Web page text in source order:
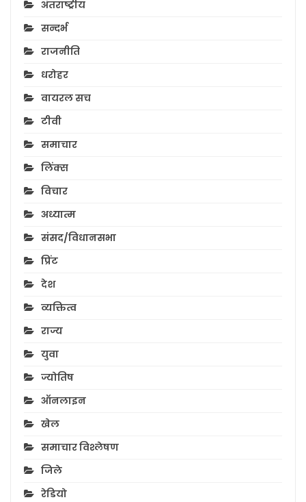
अंतराष्ट्रीय
सन्दर्भ
राजनीति
धरोहर
वायरल सच
टीवी
समाचार
लिंक्स
विचार
अध्यात्म
संसद/विधानसभा
प्रिंट
देश
व्यक्तित्व
राज्य
युवा
ज्योतिष
ऑनलाइन
खेल
समाचार विश्लेषण
जिले
रेडियो